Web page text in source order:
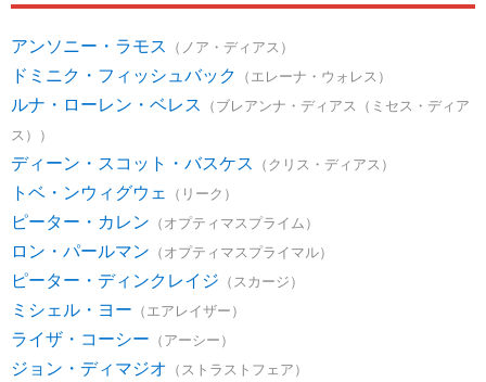
アンソニー・ラモス （ノア・ディアス）
ドミニク・フィッシュバック （エレーナ・ウォレス）
ルナ・ローレン・ベレス （ブレアンナ・ディアス（ミセス・ディア
ス））
ディーン・スコット・バスケス （クリス・ディアス）
トベ・ンウィグウェ （リーク）
ピーター・カレン （オプティマスプライム）
ロン・パールマン （オプティマスプライマル）
ピーター・ディンクレイジ （スカージ）
ミシェル・ヨー （エアレイザー）
ライザ・コーシー （アーシー）
ジョン・ディマジオ （ストラストフェア）